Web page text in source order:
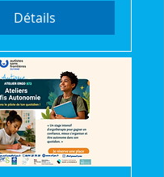
Détails